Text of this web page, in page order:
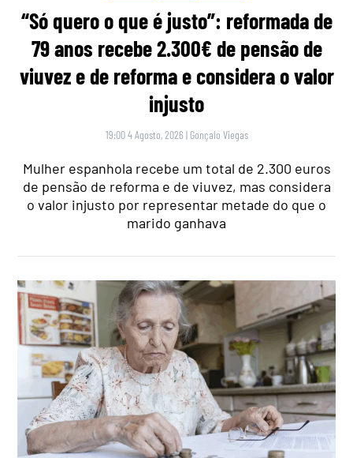
“Só quero o que é justo”: reformada de
79 anos recebe 2.300€ de pensão de
viuvez e de reforma e considera o valor
injusto
19:00 4 Agosto, 2026 | Gonçalo Viegas
Mulher espanhola recebe um total de 2.300 euros
de pensão de reforma e de viuvez, mas considera
o valor injusto por representar metade do que o
marido ganhava